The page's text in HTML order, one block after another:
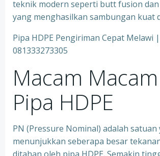
teknik modern seperti butt fusion
yang menghasilkan sambungan kuat
Pipa HDPE Pengiriman Cepat Melawi |
081333273305
Macam
Pipa HDPE
PN (Pressure Nominal) adalah satuan
menunjukkan seberapa besar